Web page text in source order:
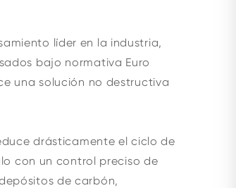
líder en la industria,
bajo normativa Euro
una solución no destructiva
drásticamente el ciclo de
con un control preciso de
de carbón,